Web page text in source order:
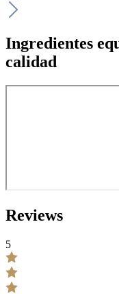
Ingredientes
calidad
Reviews
5